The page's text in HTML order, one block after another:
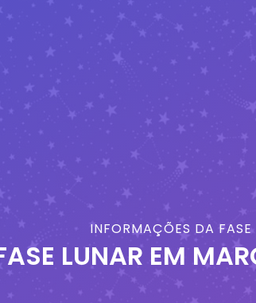
INFORMAÇÕES DA FASE
LUNAR EM